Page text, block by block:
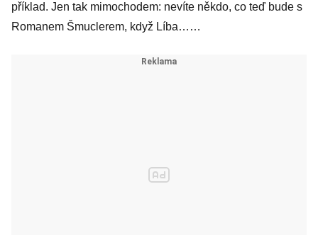
příklad. Jen tak mimochodem: nevíte někdo, co teď bude s
Romanem Šmuclerem, když Líba……